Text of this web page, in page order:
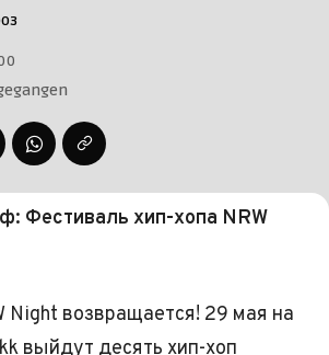
Фестиваль хип-хопа NRW
Night возвращается! 29 мая на
выйдут десять хип-хоп